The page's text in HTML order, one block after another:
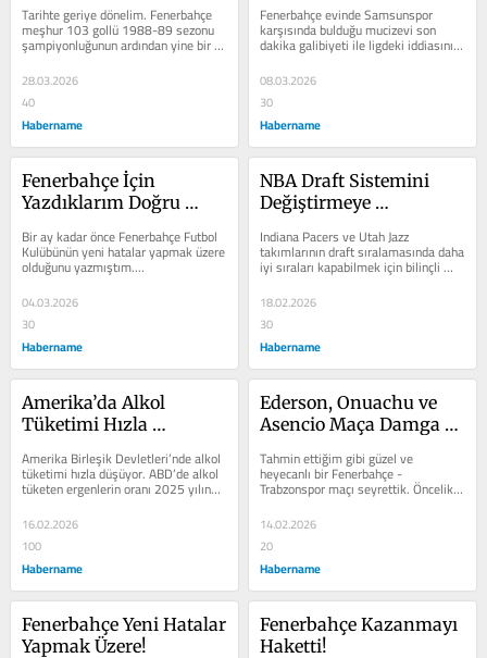
Tarihte geriye dönelim. Fenerbahçe
meşhur 103 gollü 1988-89 sezonu
şampiyonluğunun ardından yine bir
başarısız döneme girmişti. Önce...
28.03.2026
40
Habername
Fenerbahçe evinde Samsunspor
karşısında bulduğu mucizevi son
dakika galibiyeti ile ligdeki iddiasını
devam ettirdi. Aksi taktirde
Fenerbahçe...
08.03.2026
30
Habername
Fenerbahçe İçin
Yazdıklarım Doğru
Bir ay kadar önce Fenerbahçe Futbol
Kulübünün yeni hatalar yapmak üzere
olduğunu yazmıştım....
04.03.2026
30
Habername
NBA Draft Sistemini
Değiştirmeye
Indiana Pacers ve Utah Jazz
takımlarının draft sıralamasında daha
iyi sıraları kapabilmek için bilinçli
olarak yenilmeyi kolaylaştıran...
18.02.2026
30
Habername
Amerika’da Alkol
Tüketimi Hızla
Amerika Birleşik Devletleri’nde alkol
tüketimi hızla düşüyor. ABD’de alkol
tüketen ergenlerin oranı 2025 yılında
yapılan bir ankete...
16.02.2026
100
Habername
Ederson, Onuachu ve
Asencio Maça Damga
Tahmin ettiğim gibi güzel ve
heyecanlı bir Fenerbahçe -
Trabzonspor maçı seyrettik. Öncelikle
iki takımı da kutluyorum. Ama
yapılan hatalar...
14.02.2026
20
Habername
Fenerbahçe Yeni Hatalar
Yapmak Üzere!
Fenerbahçe Kazanmayı
Haketti!